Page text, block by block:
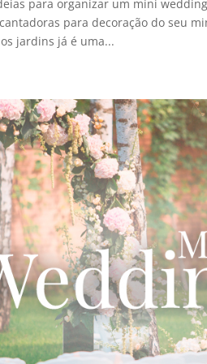
para organizar um mini
para decoração do seu
jardins já é uma...